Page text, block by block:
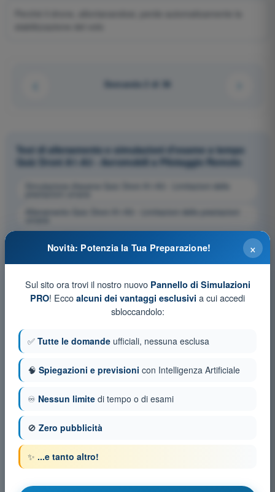
Domanda 2 di 36
Test di allenamento e simulazioni d'esame a tempo
Quiz Droni A1-A3 - Aeromobili a Pilotaggio Remoto
Simulazione d'esame Quiz Droni A1-A3 - Limitazioni delle
Allenamento Quiz Droni A1-A3 - Limitazioni delle prestazioni
Esame in PDF Quiz Droni A1-A3 - Limitazioni delle prestazioni
umane ×
Novità: Potenzia la Tua Preparazione!
Sul sito ora trovi il nostro nuovo Pannello di Simulazioni
PRO! Ecco alcuni dei vantaggi esclusivi a cui accedi
sbloccandolo:
✅ Tutte le domande ufficiali, nessuna esclusa
🧠 Spiegazioni e previsioni con Intelligenza Artificiale
♾️ Nessun limite di tempo o di esami
🚫 Zero pubblicità
✨ ...e tanto altro!